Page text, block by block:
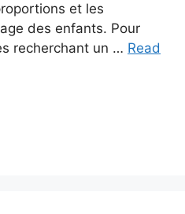
et les
des enfants. Pour
recherchant un … Read